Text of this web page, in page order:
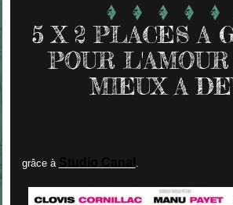
5 X 2 PLACES A
POUR
MIEUX A
grâce à